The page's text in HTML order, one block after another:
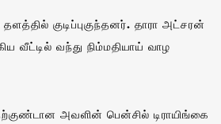
குடிப்புகுந்தனர். தாரா அட்சரன்
வீட்டில் வந்து நிம்மதியாய் வாழ
அவளின் பென்சில் டிராயிங்கை